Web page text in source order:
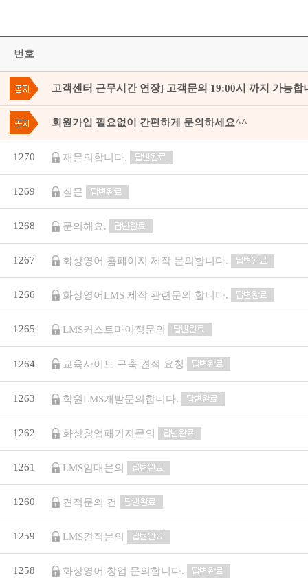
번호
고객센터 근무시간 연장] 고객문의 19:00시 까지 가능합
회원가입 필요없이 간편하게 문의하세요^^
1270 재문의합니다.
1269 질문
1268 문의해요.
1267 화상영어 홈페이지 제작 문의합니다.
1266 화상영어LMS 제작 관련문의 합니다.
1265 LMS커스트마이징문의
1264 교육사이트 구축 견적 요청
1263 학원LMS개발문의합니다.
1262 화상창업패키지문의
1261 LMS임대문의
1260 견적문의 건
1259 LMS견적문의
1258 화상영어 창업 문의합니다.